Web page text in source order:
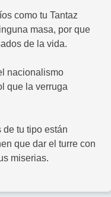
como tu Tantaz
masa, por que
de la vida.
nacionalismo
que la verruga
de tu tipo están
que dar el turre con
miserias.